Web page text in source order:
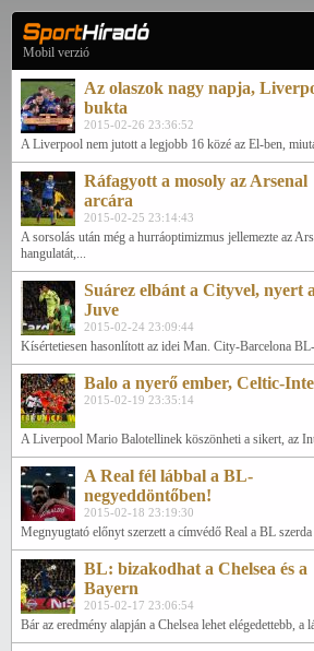
Mobil verzió
Az olaszok nagy napja,
bukta
2015-02-26 23:36:52
A Liverpool nem jutott a legjobb 16 közé az El-ben,
Ráfagyott a mosoly az Arsenal
arcára
2015-02-25 23:14:43
A sorsolás után még a hurráoptimizmus jellemezte az
hangulatát,...
Suárez elbánt a Cityvel, nyert a
Juve
2015-02-24 23:09:44
Kísértetiesen hasonlított az idei Man. City-Barcelona
Balo a nyerő ember, Celtic-
2015-02-19 23:35:14
A Liverpool Mario Balotellinek köszönheti a sikert, az
A Real fél lábbal a BL-
negyeddöntőben!
2015-02-18 23:19:30
Megnyugtató előnyt szerzett a címvédő Real a BL
BL: bizakodhat a Chelsea és a
Bayern
2015-02-17 23:06:54
Bár az eredmény alapján a Chelsea lehet elégedettebb, a